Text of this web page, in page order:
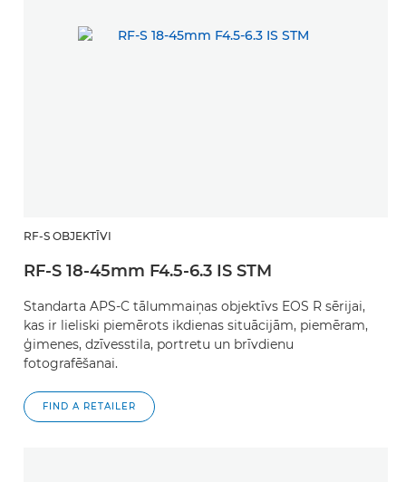
RF-S OBJEKTĪVI
RF-S 18-45mm F4.5-6.3 IS STM
Standarta APS-C tālummaiņas objektīvs EOS R sērijai,
kas ir lieliski piemērots ikdienas situācijām, piemēram,
ģimenes, dzīvesstila, portretu un brīvdienu
fotografēšanai.
FIND A RETAILER